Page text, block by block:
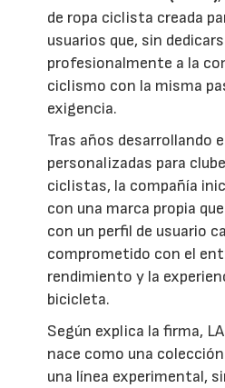
de ropa ciclista creada
usuarios que, sin
profesionalmente a la
ciclismo con la misma
exigencia.
Tras años desarrollando
personalizadas para
ciclistas, la compañía
con una marca propia
con un perfil de usuario
comprometido con el
rendimiento y la
bicicleta.
Según explica la firma,
nace como una
una línea experimental,